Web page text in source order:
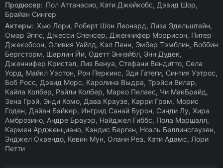
Продюсер: Пол Аттанасио, Кэти Джейкобс, Дэвид Шор,
Брайан Сингер
Актеры: Хью Лори, Роберт Шон Леонард, Лиза Эдельштейн,
Омар Эппс, Джесси Спенсер, Дженнифер Моррисон, Питер
Джекобсон, Оливия Уайлд, Кэл Пенн, Эмбер Тэмблин, Боббин
Бергсторм, Шарлин Йи, Одетт Эннэйбл, Энн Дудек,
Дженнифер Кристал, Лиз Бенуа, Стефани Вендитто, Села
Уорд, Майкл Уэстон, Рон Перкинс, Эди Гатеги, Синтия Уэтрос,
Боб Росс, Дэвид Морс, Каролина Выдра, Трэйси Вилар,
Кайла Колбер, Райли Колбер, Марко Пелаес, Чи МакБрайд,
Зена Грэй, Энди Комо, Дава Краузе, Карри Грэм, Морис
Годен, Дайан Бэйкер, Ингрид Санай Бурон, Синди Лу, Хира
Амброзино, Андре Брауэр, Найджел Гиббс, Пола Маршалл,
Кармен Ардженциано, Кэндис Берген, Ноэль Беллинсгаузен,
Энджел Оквендо, Кевин Мун, Олани Реа, Кэти Адамс, Лори
Петти